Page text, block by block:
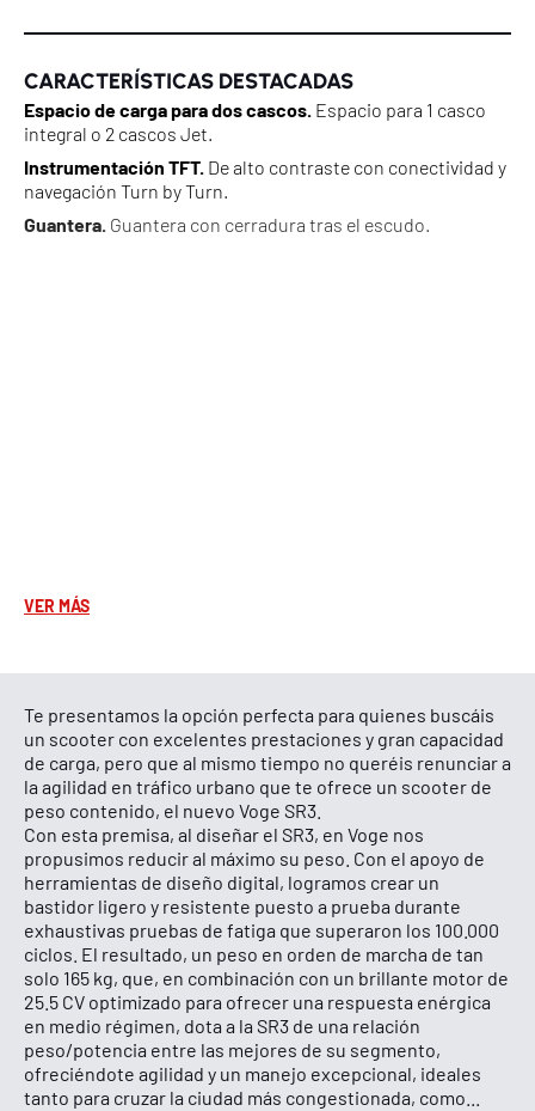
CARACTERÍSTICAS DESTACADAS
Espacio de carga para dos cascos. Espacio para 1 casco
integral o 2 cascos Jet.
Instrumentación TFT. De alto contraste con conectividad y
navegación Turn by Turn.
Guantera. Guantera con cerradura tras el escudo.
Sensor de presión de neumáticos.
VER MÁS
Te presentamos la opción perfecta para quienes buscáis
un scooter con excelentes prestaciones y gran capacidad
de carga, pero que al mismo tiempo no queréis renunciar a
la agilidad en tráfico urbano que te ofrece un scooter de
peso contenido, el nuevo Voge SR3.
Con esta premisa, al diseñar el SR3, en Voge nos
propusimos reducir al máximo su peso. Con el apoyo de
herramientas de diseño digital, logramos crear un
bastidor ligero y resistente puesto a prueba durante
exhaustivas pruebas de fatiga que superaron los 100.000
ciclos. El resultado, un peso en orden de marcha de tan
solo 165 kg, que, en combinación con un brillante motor de
25.5 CV optimizado para ofrecer una respuesta enérgica
en medio régimen, dota a la SR3 de una relación
peso/potencia entre las mejores de su segmento,
ofreciéndote agilidad y un manejo excepcional, ideales
tanto para cruzar la ciudad más congestionada, como...